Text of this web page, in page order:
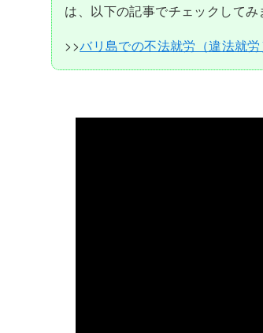
は、以下の記事でチェックしてみ
>>バリ島での不法就労（違法就労